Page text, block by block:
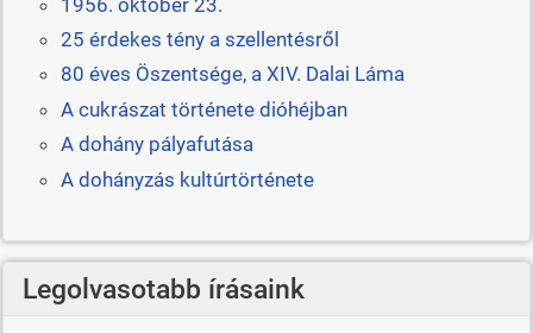
25 érdekes tény a szellentésről
80 éves Öszentsége, a XIV. Dalai Láma
A cukrászat története dióhéjban
A dohány pályafutása
A dohányzás kultúrtörténete
Legolvasotabb írásaink